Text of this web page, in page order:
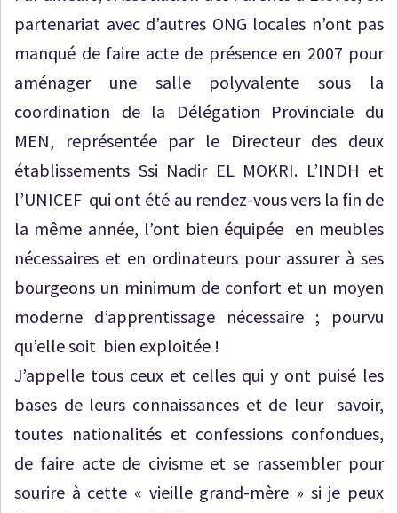
partenariat avec d’autres ONG locales n’ont pas
manqué de faire acte de présence en 2007 pour
aménager une salle polyvalente sous la
coordination de la Délégation Provinciale du
MEN, représentée par le Directeur des deux
établissements Ssi Nadir EL MOKRI. L’INDH et
l’UNICEF qui ont été au rendez-vous vers la fin de
la même année, l’ont bien équipée en meubles
nécessaires et en ordinateurs pour assurer à ses
bourgeons un minimum de confort et un moyen
moderne d’apprentissage nécessaire ; pourvu
qu’elle soit bien exploitée !
J’appelle tous ceux et celles qui y ont puisé les
bases de leurs connaissances et de leur savoir,
toutes nationalités et confessions confondues,
de faire acte de civisme et se rassembler pour
sourire à cette « vieille grand-mère » si je peux